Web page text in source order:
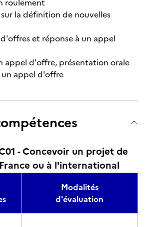
roulement
la définition de nouvelles
et réponse à un appel
appel d'offre, présentation orale
appel d'offre
- Concevoir un projet de
ou à l'international
Modalités
d'évaluation